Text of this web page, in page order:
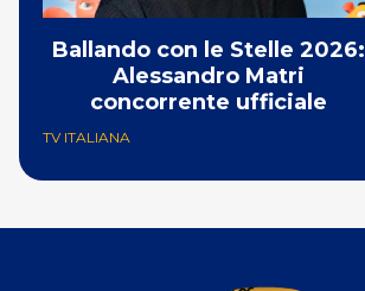
Ballando con le Stelle 2026:
Alessandro Matri
concorrente ufficiale
TV ITALIANA